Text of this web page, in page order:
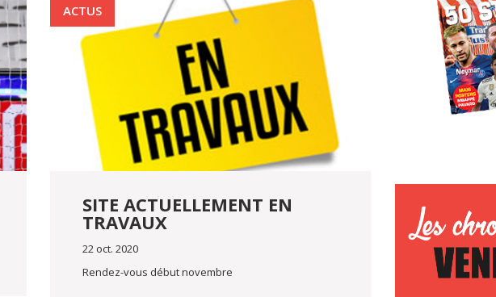
ACTUS
SITE ACTUELLEMENT EN
TRAVAUX
22 oct. 2020
Rendez-vous début novembre